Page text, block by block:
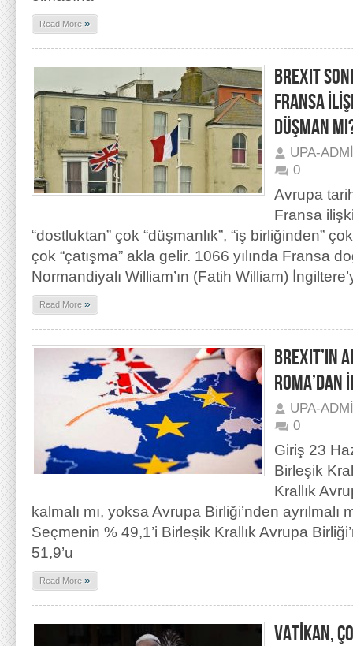
Read More »
BREXIT
FRANSA
DÜŞMAN
UPA-
0
Avrupa
Fransa
“dostluktan” çok “düşmanlık”, “iş birliğinden”
çok “çatışma” akla gelir. 1066 yılında Fransa
Normandiyalı William’ın (Fatih William)
Read More »
BREXIT’IN
ROMA’DAN
UPA-
0
Giriş 23
Birleşik
Krallık
kalmalı mı, yoksa Avrupa Birliği’nden ayrılmalı
Seçmenin % 49,1’i Birleşik Krallık Avrupa
51,9’u
Read More »
VATİKAN,